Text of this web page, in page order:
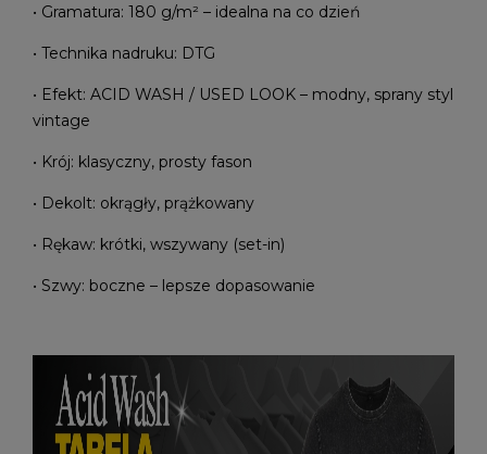
• Gramatura: 180 g/m² – idealna na co dzień
• Technika nadruku: DTG
• Efekt: ACID WASH / USED LOOK – modny, sprany styl
vintage
• Krój: klasyczny, prosty fason
• Dekolt: okrągły, prążkowany
• Rękaw: krótki, wszywany (set-in)
• Szwy: boczne – lepsze dopasowanie